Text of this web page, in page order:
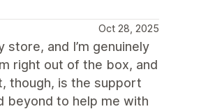
Oct 28, 2025
and I’m genuinely
right out of the box, and
though, is the support
beyond to help me with